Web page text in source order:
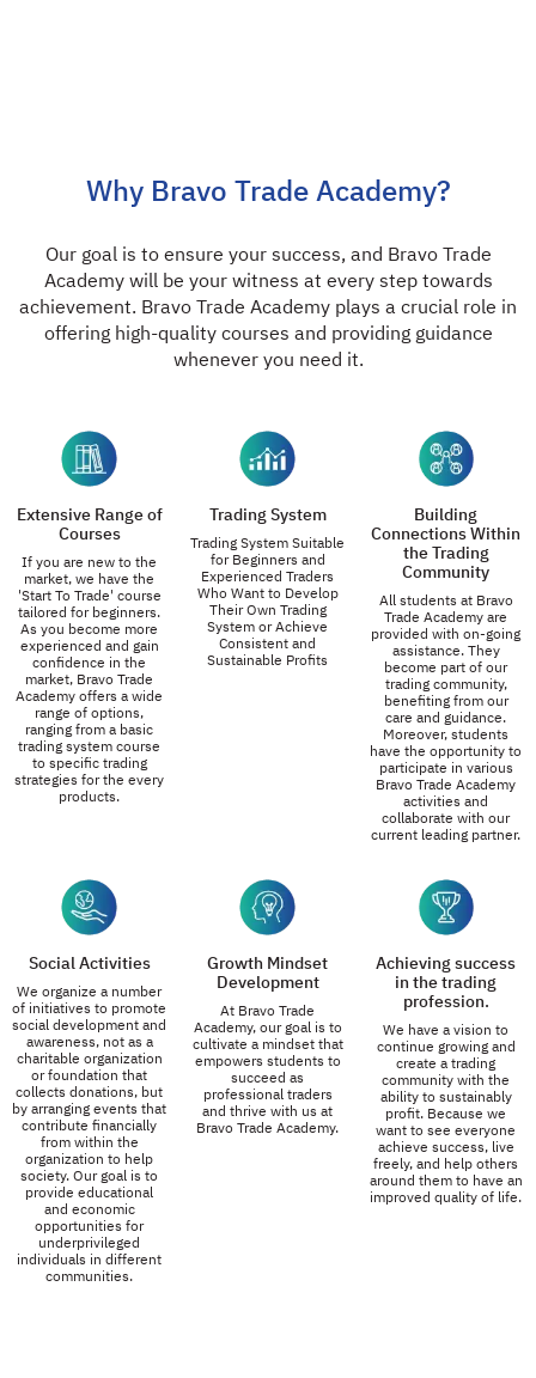
Why Bravo Trade Academy?
Our goal is to ensure your success, and Bravo Trade
Academy will be your witness at every step towards
achievement. Bravo Trade Academy plays a crucial role in
offering high-quality courses and providing guidance
whenever you need it.
Extensive Range of
Courses
If you are new to the
market, we have the
'Start To Trade' course
tailored for beginners.
As you become more
experienced and gain
confidence in the
market, Bravo Trade
Academy offers a wide
range of options,
ranging from a basic
trading system course
to specific trading
strategies for the every
products.
Trading System
Trading System Suitable
for Beginners and
Experienced Traders
Who Want to Develop
Their Own Trading
System or Achieve
Consistent and
Sustainable Profits
Building
Connections Within
the Trading
Community
All students at Bravo
Trade Academy are
provided with on-going
assistance. They
become part of our
trading community,
benefiting from our
care and guidance.
Moreover, students
have the opportunity to
participate in various
Bravo Trade Academy
activities and
collaborate with our
current leading partner.
Social Activities
We organize a number
of initiatives to promote
social development and
awareness, not as a
charitable organization
or foundation that
collects donations, but
by arranging events that
contribute financially
from within the
organization to help
society. Our goal is to
provide educational
and economic
opportunities for
underprivileged
individuals in different
communities.
Growth Mindset
Development
At Bravo Trade
Academy, our goal is to
cultivate a mindset that
empowers students to
succeed as
professional traders
and thrive with us at
Bravo Trade Academy.
Achieving success
in the trading
profession.
We have a vision to
continue growing and
create a trading
community with the
ability to sustainably
profit. Because we
want to see everyone
achieve success, live
freely, and help others
around them to have an
improved quality of life.